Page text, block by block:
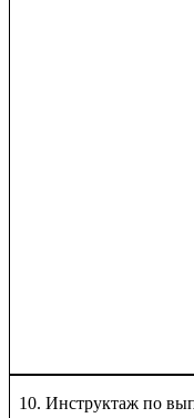
10. Инструктаж по